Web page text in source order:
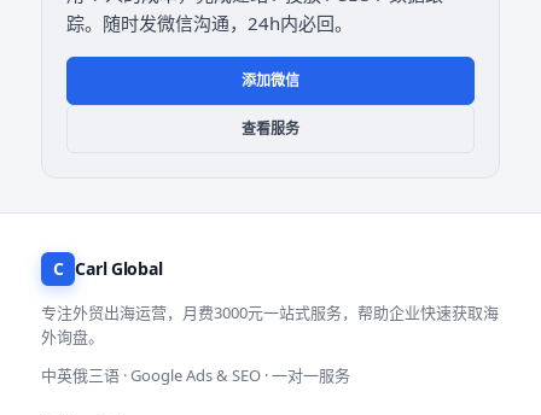
踪。随时发微信沟通，24h内必回。
添加微信
查看服务
C Carl Global
专注外贸出海运营，月费3000元一站式服务，帮助企业快速获取海
外询盘。
中英俄三语 · Google Ads & SEO · 一对一服务